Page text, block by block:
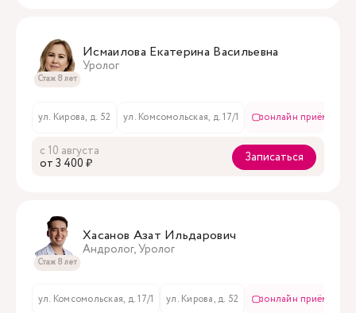
Стаж 8 лет
Исмаилова Екатерина Васильевна
Уролог
ул. Кирова, д. 52 ул. Комсомольская, д. 17/1 онлайн приём
с 10 августа
oт 3 400 ₽
Записаться
Стаж 8 лет
Хасанов Азат Ильдарович
Андролог, Уролог
ул. Комсомольская, д. 17/1 ул. Кирова, д. 52 онлайн приём